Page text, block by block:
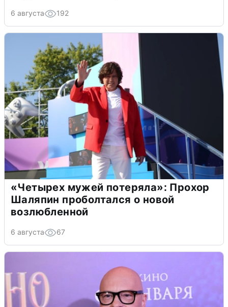
6 августа 192
«Четырех мужей потеряла»: Прохор
Шаляпин проболтался о новой
возлюбленной
6 августа 67